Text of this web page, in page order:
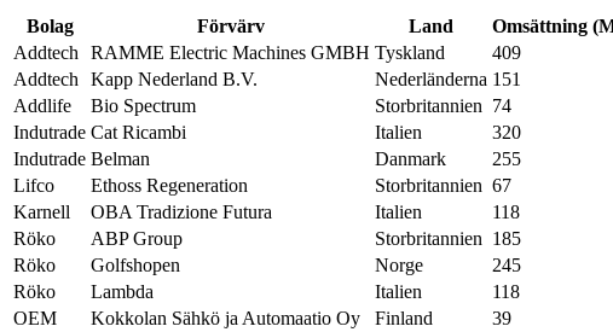
Bolag Förvärv Land
Omsättning
Addtech
RAMME Electric Machines GMBH Tyskland
409
Addtech
Kapp Nederland B.V. Nederländerna 151
Addlife
Bio Spectrum Storbritannien 74
Indutrade Cat Ricambi Italien
320
Indutrade Belman Danmark
255
Lifco
Ethoss Regeneration Storbritannien 67
Karnell
OBA Tradizione Futura Italien
118
Röko
ABP Group Storbritannien 185
Röko
Golfshopen Norge
245
Röko
Lambda Italien
118
OEM
Kokkolan Sähkö ja Automaatio Oy Finland
39